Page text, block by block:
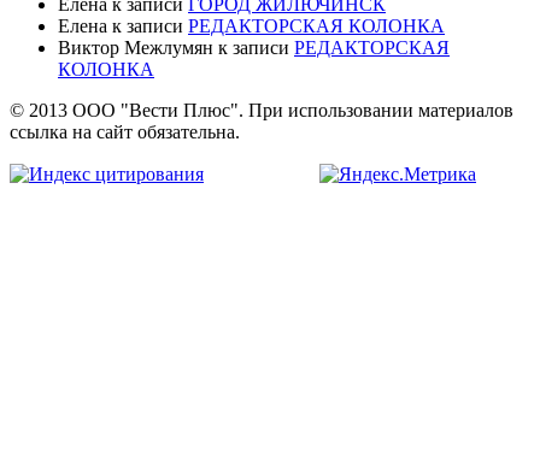
Елена к записи РЕДАКТОРСКАЯ КОЛОНКА
Виктор Межлумян к записи РЕДАКТОРСКАЯ
КОЛОНКА
© 2013 ООО "Вести Плюс". При использовании материалов
ссылка на сайт обязательна.